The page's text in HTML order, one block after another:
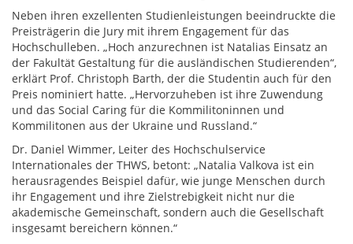
Neben ihren exzellenten Studienleistungen beeindruckte die
Preisträgerin die Jury mit ihrem Engagement für das
Hochschulleben. „Hoch anzurechnen ist Natalias Einsatz an
der Fakultät Gestaltung für die ausländischen Studierenden“,
erklärt Prof. Christoph Barth, der die Studentin auch für den
Preis nominiert hatte. „Hervorzuheben ist ihre Zuwendung
und das Social Caring für die Kommilitoninnen und
Kommilitonen aus der Ukraine und Russland.“
Dr. Daniel Wimmer, Leiter des Hochschulservice
Internationales der THWS, betont: „Natalia Valkova ist ein
herausragendes Beispiel dafür, wie junge Menschen durch
ihr Engagement und ihre Zielstrebigkeit nicht nur die
akademische Gemeinschaft, sondern auch die Gesellschaft
insgesamt bereichern können.“